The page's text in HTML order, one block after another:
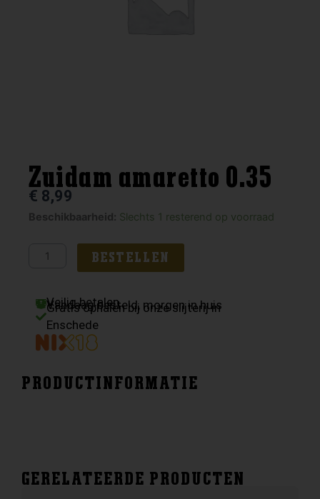
Zuidam amaretto 0.35
€ 8,99
Beschikbaarheid: Slechts 1 resterend op voorraad
Zuidam
0.35
BESTELLEN
Veilig betalen
Vandaag besteld, morgen in huis
Gratis ophalen bij onze slijterij in
Enschede
PRODUCTINFORMATIE
GERELATEERDE PRODUCTEN